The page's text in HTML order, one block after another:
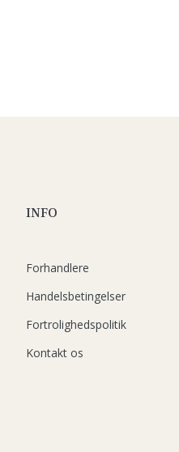
INFO
Forhandlere
Handelsbetingelser
Fortrolighedspolitik
Kontakt os